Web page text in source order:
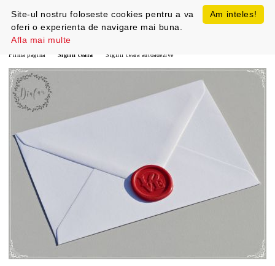
Prima pagină Sigilii ceara Sigilii ceara autoadezive
Am inteles!
Site-ul nostru foloseste cookies pentru a va
oferi o experienta de navigare mai buna.
Afla mai multe